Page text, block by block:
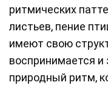
ритмических
листьев, пение
имеют свою
воспринимается
природный ритм,